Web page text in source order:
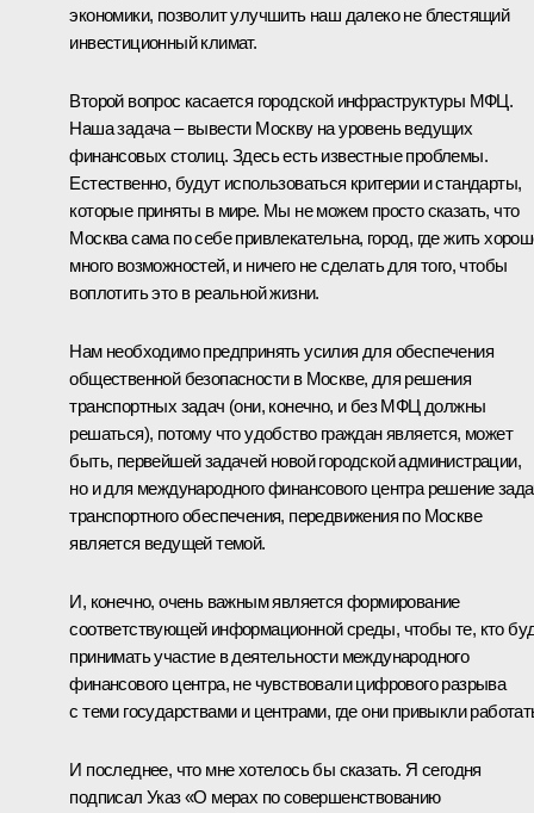
экономики, позволит улучшить наш далеко не блестящий
инвестиционный климат.
Второй вопрос касается городской инфраструктуры МФЦ.
Наша задача – вывести Москву на уровень ведущих
финансовых столиц. Здесь есть известные проблемы.
Естественно, будут использоваться критерии и стандарты,
которые приняты в мире. Мы не можем просто сказать, что
Москва сама по себе привлекательна, город, где жить
много возможностей, и ничего не сделать для того, чтобы
воплотить это в реальной жизни.
Нам необходимо предпринять усилия для обеспечения
общественной безопасности в Москве, для решения
транспортных задач (они, конечно, и без МФЦ должны
решаться), потому что удобство граждан является, может
быть, первейшей задачей новой городской администрации,
но и для международного финансового центра решение
транспортного обеспечения, передвижения по Москве
является ведущей темой.
И, конечно, очень важным является формирование
соответствующей информационной среды, чтобы те, кто
принимать участие в деятельности международного
финансового центра, не чувствовали цифрового разрыва
с теми государствами и центрами, где они привыкли
И последнее, что мне хотелось бы сказать. Я сегодня
подписал Указ«О мерах по совершенствованию